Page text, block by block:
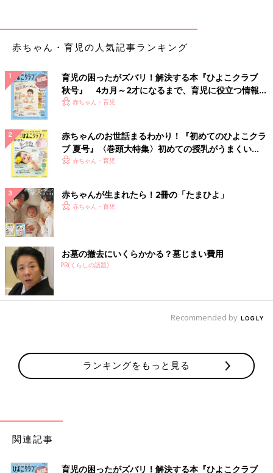
赤ちゃん・育児の人気記事ランキング
育児の困ったがズバリ！解決する本『ひよこクラブ
秋号』 4カ月～2才になるまで、育児に役立つ情報が
いっぱい！
赤ちゃん・育児
赤ちゃんのお世話まるわかり！『初めてのひよこクラ
ブ 夏号』〈巻頭大特集〉初めての授乳がうまくい
く！ おっぱい・ミルクの基本と夏のトラブル 解決テ
赤ちゃん・育児
赤ちゃんが生まれたら！2冊の「たまひよ」
赤ちゃん・育児
お墓の撤去にいくらかかる？墓じまい費用
PR(くらしの話題)
Recommended by
ランキングをもっと見る
関連記事
育児の困ったがズバリ！解決する本『ひよこクラブ